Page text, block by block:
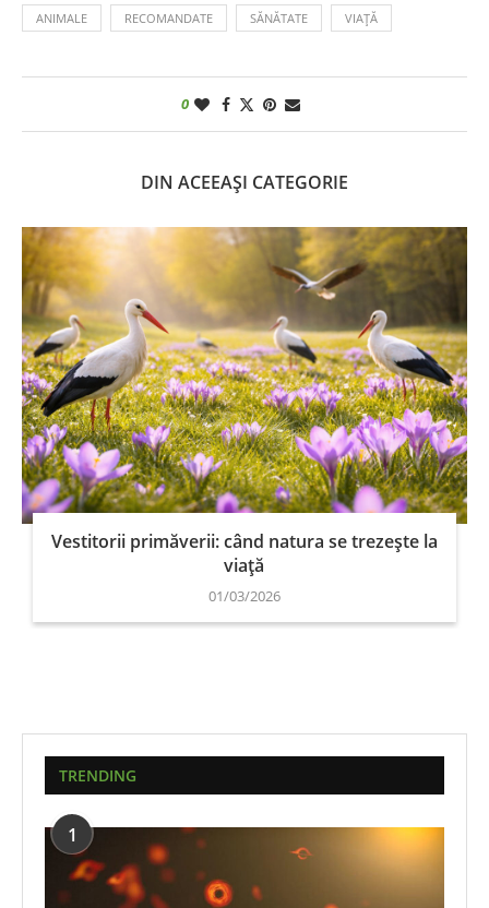
ANIMALE RECOMANDATE SĂNĂTATE VIAȚĂ
0
DIN ACEEAȘI CATEGORIE
Vestitorii primăverii: când natura se trezește la
viață
01/03/2026
TRENDING
1